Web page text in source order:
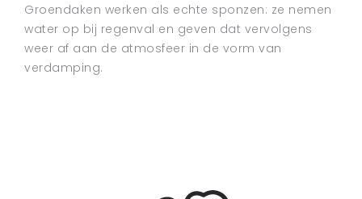
Groendaken werken als echte sponzen: ze nemen
water op bij regenval en geven dat vervolgens
weer af aan de atmosfeer in de vorm van
verdamping.